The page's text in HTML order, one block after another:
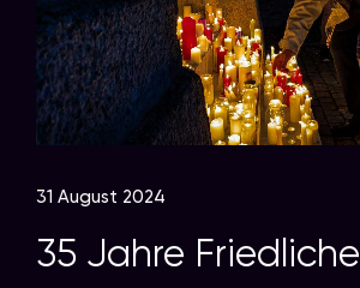
31 August 2024
35 Jahre Friedliche